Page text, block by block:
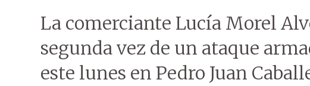
La comerciante Lucía Morel
segunda vez de un ataque
este lunes en Pedro Juan